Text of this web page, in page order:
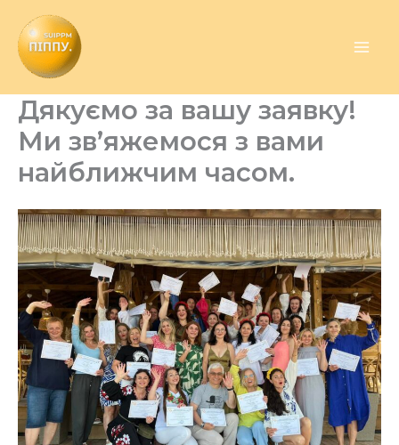
Перейти
до
вмісту
Дякуємо за вашу заявку!
Ми зв’яжемося з вами
найближчим часом.